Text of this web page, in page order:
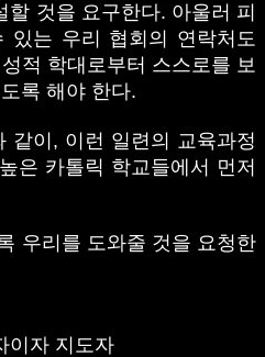
것을 요구한다. 아울러 피
있는 우리 협회의 연락처도
적 학대로부터 스스로를 보
록 해야 한다.
같이, 이런 일련의 교육과정
은 카톨릭 학교들에서 먼저
우리를 도와줄 것을 요청한
이자 지도자